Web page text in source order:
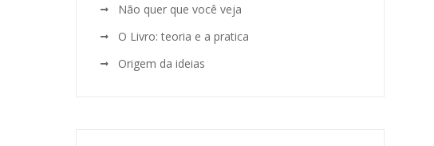
Não quer que você veja
O Livro: teoria e a pratica
Origem da ideias